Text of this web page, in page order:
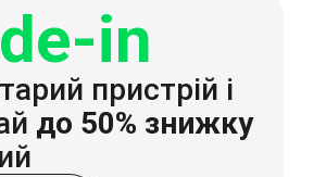
in
пристрій і
до 50% знижку